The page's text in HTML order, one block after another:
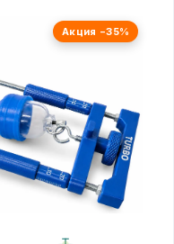
Акция −35%